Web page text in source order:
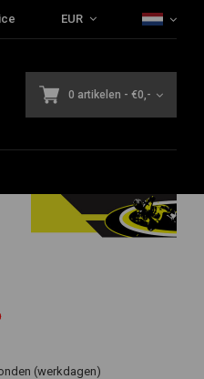
EUR
0 artikelen - €0,-
(werkdagen)